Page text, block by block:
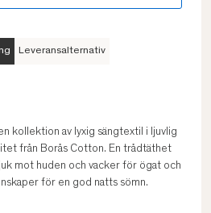
Leveransalternativ
kollektion av lyxig sängtextil i ljuvlig
från Borås Cotton. En trådtäthet
mot huden och vacker för ögat och
för en god natts sömn.